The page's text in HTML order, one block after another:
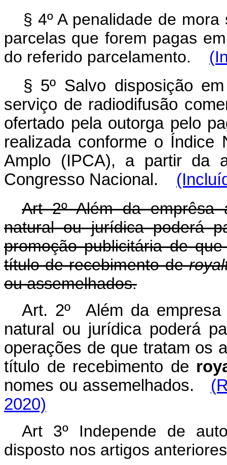
§ 4º A penalidade de
parcelas que forem pagas
do referido parcelamento.
§ 5º Salvo disposição
serviço de radiodifusão
ofertado pela outorga pelo
realizada conforme o Índice
Amplo (IPCA), a partir da
Congresso Nacional.
Art 2º Além da emprêsa
natural ou jurídica poderá
promoção publicitária de
título de recebimento de
ou assemelhados.
Art. 2º Além da empresa
natural ou jurídica poderá
operações de que tratam os
título de recebimento de
nomes ou assemelhados.
2020)
Art 3º Independe de
disposto nos artigos